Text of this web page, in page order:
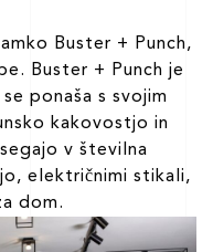
Buster + Punch,
Buster + Punch je
ponaša s svojim
kakovostjo in
v številna
električnimi stikali,
dom.